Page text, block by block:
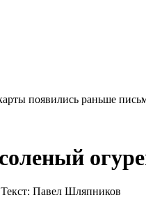
появились раньше
Павел Шляпников